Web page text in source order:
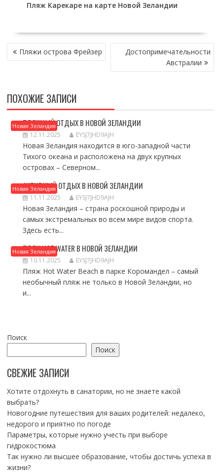
Пляж Карекаре на карте Новой Зеландии
НАВИГАЦИЯ
ПО Пляжи острова Фрейзер
Достопримечательности
Австралии
ПОХОЖИЕ ЗАПИСИ
Новая Зеландия
ПЛЯЖНЫЙ ОТДЫХ В НОВОЙ ЗЕЛАНДИИ
12.11.2025 EYSJ7JHD9AJH
Новая Зеландия находится в юго-западной части
Тихого океана и расположена на двух крупных
островах – Северном...
Новая Зеландия
АКТИВНЫЙ ОТДЫХ В НОВОЙ ЗЕЛАНДИИ
11.11.2025 EYSJ7JHD9AJH
Новая Зеландия – страна роскошной природы и
самых экстремальных во всем мире видов спорта.
Здесь есть...
Новая Зеландия
ПЛЯЖ HOT WATER В НОВОЙ ЗЕЛАНДИИ
10.11.2025 EYSJ7JHD9AJH
Пляж Hot Water Beach в парке Коромандел – самый
необычный пляж не только в Новой Зеландии, но
и...
Поиск
Поиск
СВЕЖИЕ ЗАПИСИ
Хотите отдохнуть в санатории, но не знаете какой
выбрать?
Новогодние путешествия для ваших родителей: недалеко,
недорого и приятно по погоде
Параметры, которые нужно учесть при выборе
гидрокостюма
Так нужно ли высшее образование, чтобы достичь успеха в
жизни?